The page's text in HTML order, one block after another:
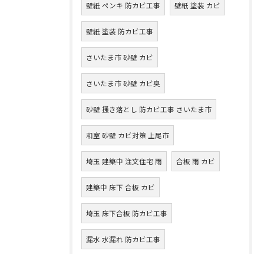
壁紙 ペンキ 防カビ工事 壁紙 塗装 カビ
壁紙 塗装 防カビ工事
さいたま市 砂壁 カビ
さいたま市 砂壁 カビ臭
砂壁 掻き落とし 防カビ工事 さいたま市
和室 砂壁 カビ対策 上尾市
埼玉 建築中 注文住宅 雨 合板 雨 カビ
建築中 床下 合板 カビ
埼玉 床下合板 防カビ工事
漏水 水漏れ 防カビ工事